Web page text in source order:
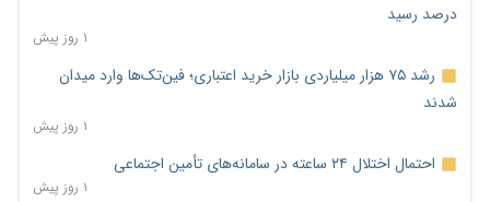
درصد رسید
۱ روز پیش
رشد ۷۵ هزار میلیاردی بازار خرید اعتباری؛ فین‌تک‌ها وارد میدان
شدند
۱ روز پیش
احتمال اختلال ۲۴ ساعته در سامانه‌های تأمین اجتماعی
۱ روز پیش